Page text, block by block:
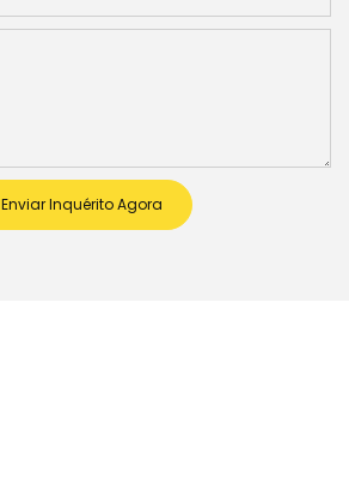
Enviar Inquérito Agora